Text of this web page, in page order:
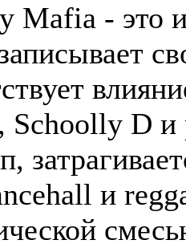
Mafia - это
Schoolly D и
и